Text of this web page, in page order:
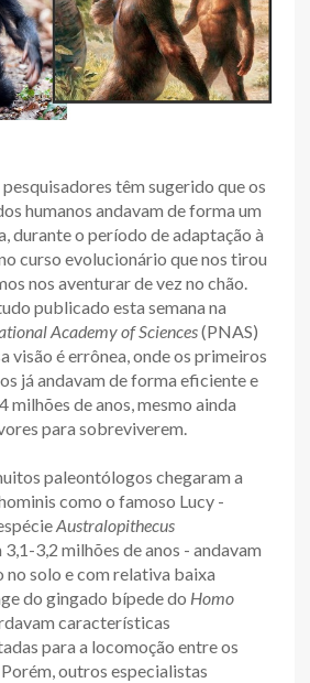
têm sugerido que os
humanos andavam de forma um
durante o período de adaptação à
curso evolucionário que nos tirou
nos aventurar de vez no chão.
publicado esta semana na
Academy of Sciences(PNAS)
visão é errônea, onde os primeiros
já andavam de forma eficiente e
milhões de anos, mesmo ainda
para sobreviverem.
paleontólogos chegaram a
como o famoso Lucy -
Australopithecus
3,2 milhões de anos - andavam
solo e com relativa baixa
do gingado bípede do Homo
características
para a locomoção entre os
outros especialistas